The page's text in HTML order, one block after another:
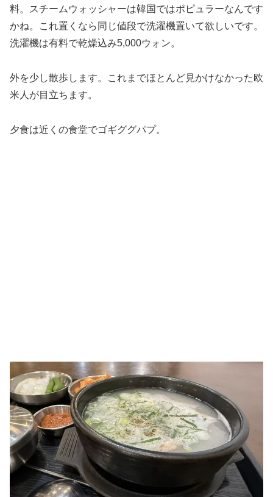
料。スチームウォッシャーは韓国ではポピュラーなんです
かね。これ置くなら同じ値段で洗濯機置いて欲しいです。
洗濯機は有料で乾燥込み5,000ウォン。
外を少し散歩します。これまでほとんど見かけなかった欧
米人が目立ちます。
夕食は近くの食堂でゴギググパプ。